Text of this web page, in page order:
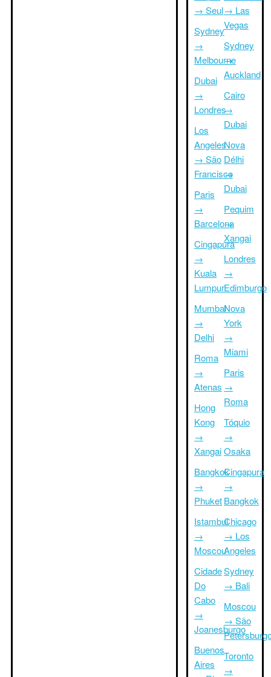
→ Seul
Sydney
→
Melbourne
Dubai
→
Londres
Los
Angeles
→ São
Francisco
Paris
→
Barcelona
Cingapura
→
Kuala
Lumpur
Mumbai
→
Delhi
Roma
→
Atenas
Hong
Kong
→
Xangai
Bangkok
→
Phuket
Istambul
→
Moscou
Cidade
Do
Cabo
→
Joanesburgo
Buenos
Aires
→ Las
Vegas
Sydney
→
Auckland
Cairo
→
Dubai
Nova
Délhi
→
Dubai
Pequim
→
Xangai
Londres
→
Edimburgo
Nova
York
→
Miami
Paris
→
Roma
Tóquio
→
Osaka
Cingapura
→
Bangkok
Chicago
→ Los
Angeles
Sydney
→ Bali
Moscou
→ São
Toronto
→